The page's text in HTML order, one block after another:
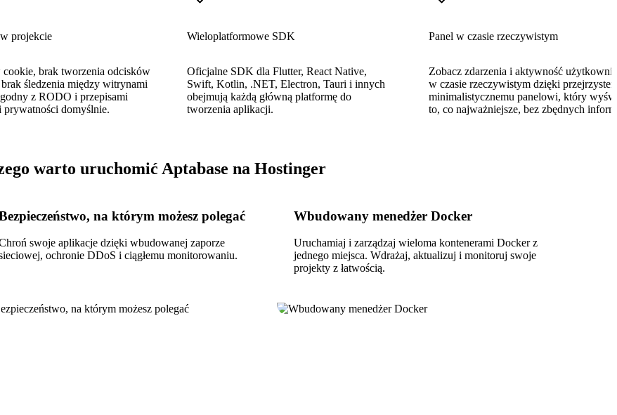
projekcie
brak tworzenia odcisków
śledzenia między witrynami
z RODO i przepisami
prywatności domyślnie.
Wieloplatformowe SDK
Oficjalne SDK dla Flutter, React Native,
Swift, Kotlin, .NET, Electron, Tauri i innych
obejmują każdą główną platformę do
tworzenia aplikacji.
Panel w czasie rzeczywistym
Zobacz zdarzenia i aktywność
w czasie rzeczywistym dzięki
minimalistycznemu panelowi, który
to, co najważniejsze, bez zbędnych
warto uruchomić Aptabase na Hostinger
na którym możesz polegać
swoje aplikacje dzięki wbudowanej zaporze
ochronie DDoS i ciągłemu monitorowaniu.
Wbudowany menedżer Docker
Uruchamiaj i zarządzaj wieloma kontenerami Docker z
jednego miejsca. Wdrażaj, aktualizuj i monitoruj swoje
projekty z łatwością.